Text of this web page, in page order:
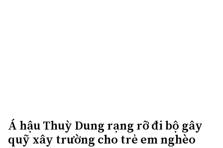
Á hậu Thuỳ Dung rạng rỡ đi bộ gây
quỹ xây trường cho trẻ em nghèo